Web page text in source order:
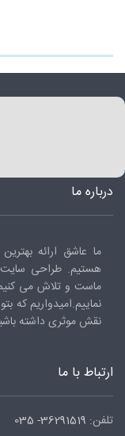
درباره ما
ما عاشق ارائه
هستیم. طراحی سایت
ماست و تلاش می کنیم
نماییم.امیدواریم که
نقش موثری داشته
ارتباط با ما
تلفن: 36291519- 035